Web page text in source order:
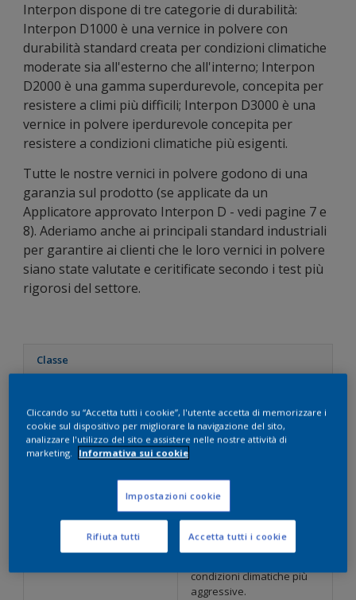
Interpon dispone di tre categorie di durabilità:
Interpon D1000 è una vernice in polvere con
durabilità standard creata per condizioni climatiche
moderate sia all'esterno che all'interno; Interpon
D2000 è una gamma superdurevole, concepita per
resistere a climi più difficili; Interpon D3000 è una
vernice in polvere iperdurevole concepita per
resistere a condizioni climatiche più esigenti.
Tutte le nostre vernici in polvere godono di una
garanzia sul prodotto (se applicate da un
Applicatore approvato Interpon D - vedi pagine 7 e
8). Aderiamo anche ai principali standard industriali
per garantire ai clienti che le loro vernici in polvere
siano state valutate e ceritificate secondo i test più
rigorosi del settore.
Classe
standard concepita per
condizioni climatiche
normali.
concepita per resistere a
condizioni climatiche
esigenti.
condizioni climatiche più
aggressive.
Cliccando su “Accetta tutti i cookie”, l'utente accetta di memorizzare i
cookie sul dispositivo per migliorare la navigazione del sito,
analizzare l'utilizzo del sito e assistere nelle nostre attività di
marketing.
Informativa sui cookie
Impostazioni cookie
Rifiuta tutti Accetta tutti i cookie